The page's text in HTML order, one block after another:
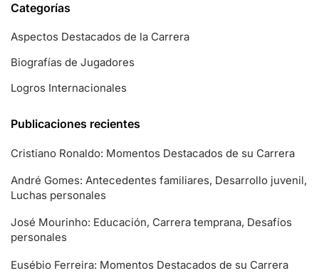
Categorías
Aspectos Destacados de la Carrera
Biografías de Jugadores
Logros Internacionales
Publicaciones recientes
Cristiano Ronaldo: Momentos Destacados de su Carrera
André Gomes: Antecedentes familiares, Desarrollo juvenil,
Luchas personales
José Mourinho: Educación, Carrera temprana, Desafíos
personales
Eusébio Ferreira: Momentos Destacados de su Carrera